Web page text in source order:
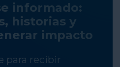
informado:
historias y
impacto
para recibir